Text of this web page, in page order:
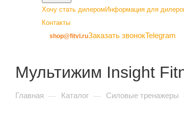
Премиум
Vertex серия APS
Хочу стать дилером Информация для
Контакты
shop@fitvl.ruЗаказать звонокTelegram
Мультижим Insight
Главная — Каталог — Силовые тренажеры